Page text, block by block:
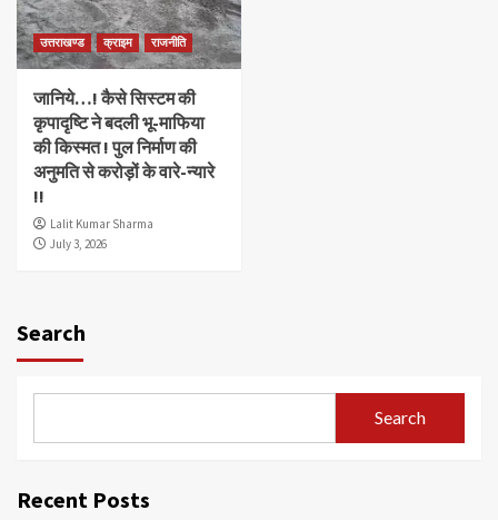
उत्तराखण्ड क्राइम राजनीति
जानिये…! कैसे सिस्टम की
कृपादृष्टि ने बदली भू-माफिया
की किस्मत ! पुल निर्माण की
अनुमति से करोड़ों के वारे-न्यारे
!!
Lalit Kumar Sharma
July 3, 2026
Search
Search
Recent Posts